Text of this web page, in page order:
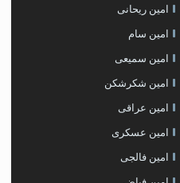
امین ریحانی
امین سام
امین سمیعی
امین شکرشکن
امین عراقی
امین عسکری
امین فالجی